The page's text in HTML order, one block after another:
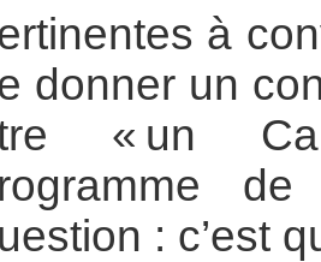
à
donner un
« un
: c’est